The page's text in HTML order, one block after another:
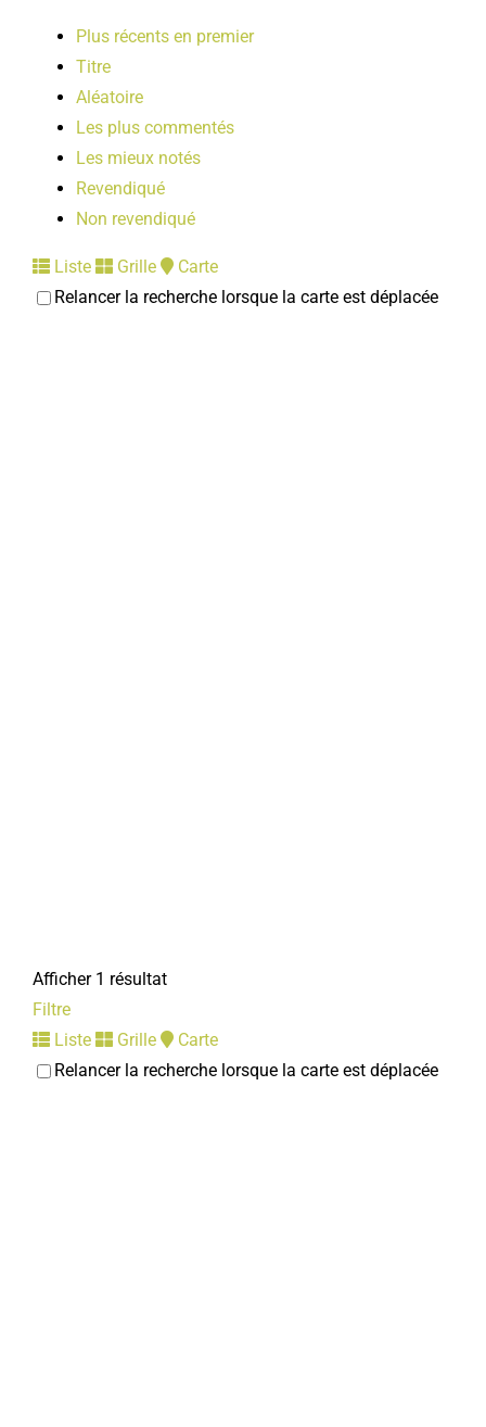
Plus récents en premier
Titre
Aléatoire
Les plus commentés
Les mieux notés
Revendiqué
Non revendiqué
Liste Grille
Carte
Relancer la recherche lorsque la carte est déplacée
Afficher 1 résultat
Filtre
Liste
Grille
Carte
Relancer la recherche lorsque la carte est déplacée